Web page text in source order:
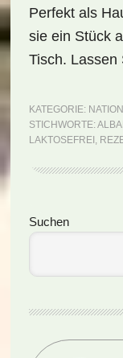
Perfekt als
sie ein Stück
Tisch.
KATEGORIE:
STICHWORTE:
LAKTOSEFREI ,
Seitenspalte
Suchen